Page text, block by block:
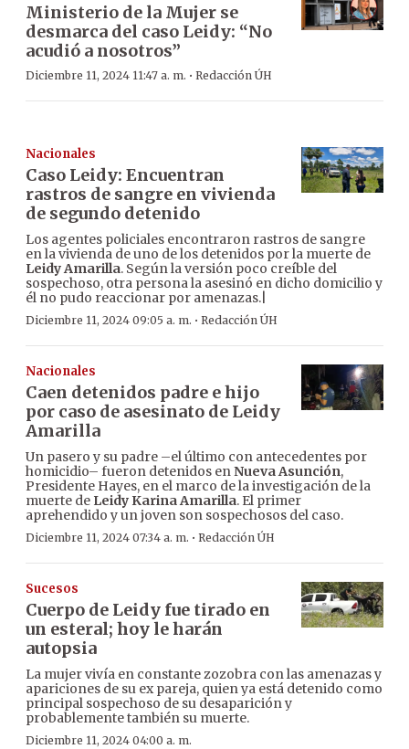
Ministerio de la Mujer se
desmarca del caso Leidy: “No
acudió a nosotros”
Diciembre 11, 2024 11:47 a. m. · Redacción ÚH
Nacionales
Caso Leidy: Encuentran
rastros de sangre en vivienda
de segundo detenido
Los agentes policiales encontraron rastros de sangre
en la vivienda de uno de los detenidos por la muerte de
Leidy Amarilla. Según la versión poco creíble del
sospechoso, otra persona la asesinó en dicho domicilio y
él no pudo reaccionar por amenazas.|
Diciembre 11, 2024 09:05 a. m. · Redacción ÚH
Nacionales
Caen detenidos padre e hijo
por caso de asesinato de Leidy
Amarilla
Un pasero y su padre –el último con antecedentes por
homicidio– fueron detenidos enNueva Asunción,
Presidente Hayes, en el marco de la investigación de la
muerte de Leidy Karina Amarilla. El primer
aprehendido y un joven son sospechosos del caso.
Diciembre 11, 2024 07:34 a. m. · Redacción ÚH
Sucesos
Cuerpo de Leidy fue tirado en
un esteral; hoy le harán
autopsia
La mujer vivía en constante zozobra con las amenazas y
apariciones de su ex pareja, quien ya está detenido como
principal sospechoso de su desaparición y
probablemente también su muerte.
Diciembre 11, 2024 04:00 a. m.